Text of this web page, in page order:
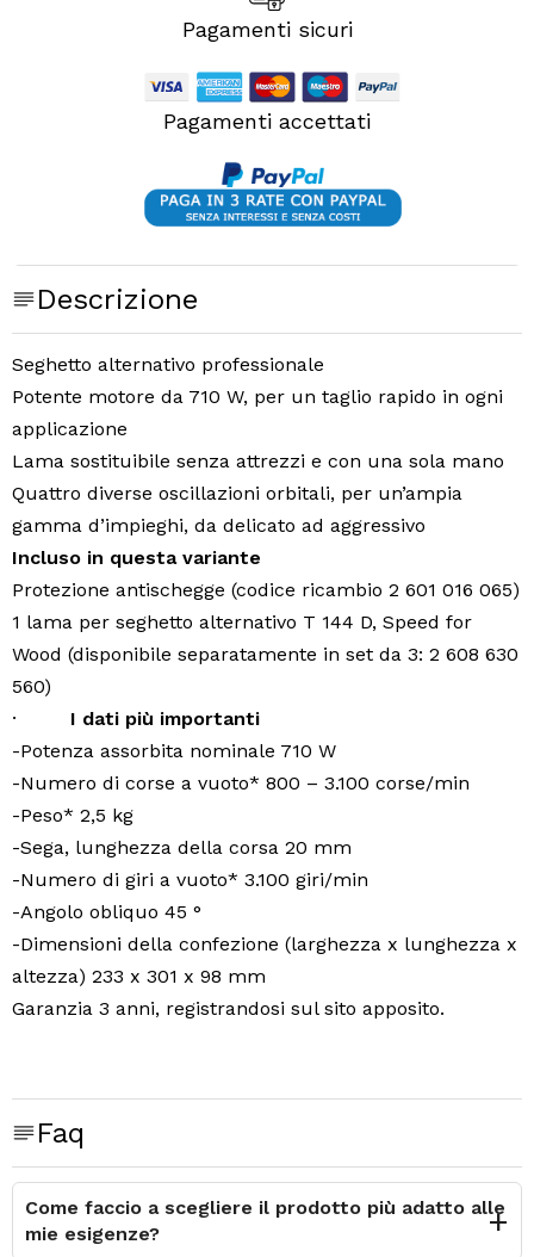
Pagamenti sicuri
Pagamenti accettati
Descrizione
Seghetto alternativo professionale
Potente motore da 710 W, per un taglio rapido in ogni
applicazione
Lama sostituibile senza attrezzi e con una sola mano
Quattro diverse oscillazioni orbitali, per un’ampia
gamma d’impieghi, da delicato ad aggressivo
Incluso in questa variante
Protezione antischegge (codice ricambio 2 601 016 065)
1 lama per seghetto alternativo T 144 D, Speed for
Wood (disponibile separatamente in set da 3: 2 608 630
560)
· I dati più importanti
-Potenza assorbita nominale 710 W
-Numero di corse a vuoto* 800 – 3.100 corse/min
-Peso* 2,5 kg
-Sega, lunghezza della corsa 20 mm
-Numero di giri a vuoto* 3.100 giri/min
-Angolo obliquo 45 °
-Dimensioni della confezione (larghezza x lunghezza x
altezza) 233 x 301 x 98 mm
Garanzia 3 anni, registrandosi sul sito apposito.
Faq
Come faccio a scegliere il prodotto più adatto alle
mie esigenze?